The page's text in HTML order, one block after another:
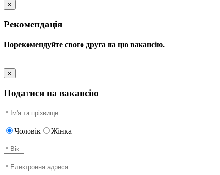
×
Рекомендація
Порекомендуйте свого друга на цю вакансію.
×
Податися на вакансію
Чоловік Жінка